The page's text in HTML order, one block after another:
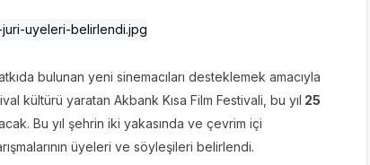
bulunan yeni sinemacıları desteklemek amacıyla
kültürü yaratan Akbank Kısa Film Festivali, bu yıl 25
Bu yıl şehrin iki yakasında ve çevrim içi
üyeleri ve söyleşileri belirlendi.